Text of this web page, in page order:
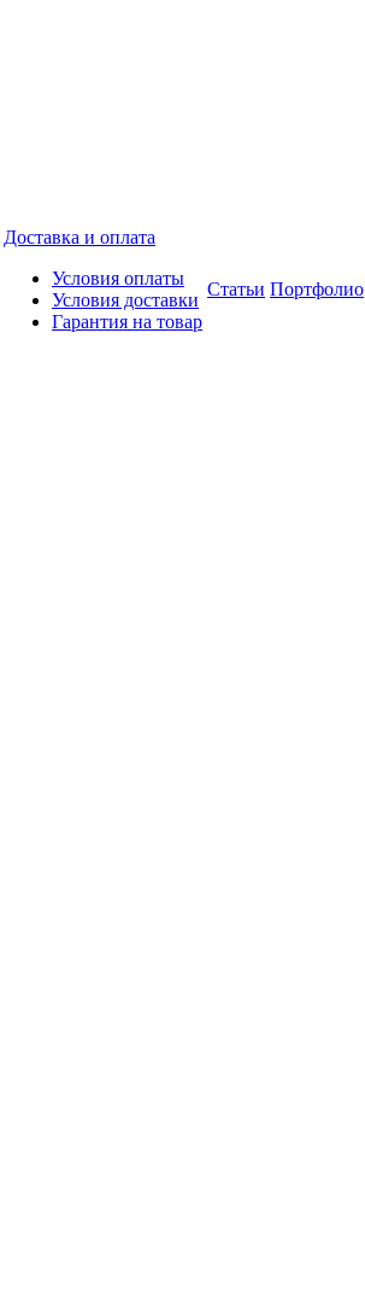
Доставка и оплата
Условия оплаты
Условия доставки
Гарантия на товар
Статьи Портфолио